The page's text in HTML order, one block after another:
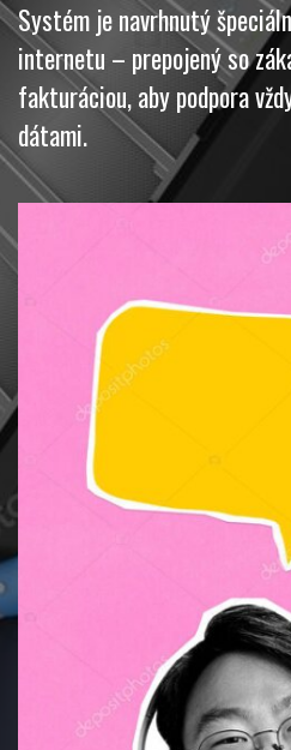
Systém je navrhnutý
internetu – prepojený so
fakturáciou, aby podpora
dátami.